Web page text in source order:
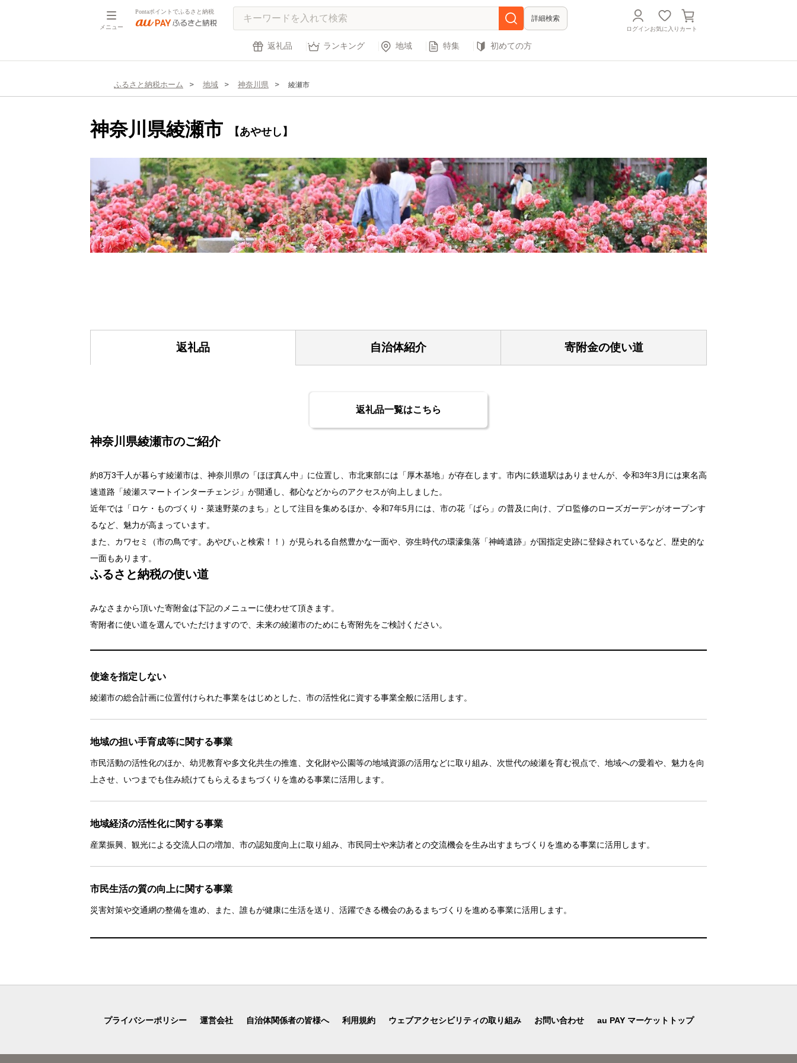
メニュー
Pontaポイントでふるさと納税
詳細検索
ログインお気に入り カート
返礼品 ランキング 地域 特集 初めての方
ふるさと納税ホーム 地域 神奈川県 綾瀬市
神奈川県綾瀬市 【あやせし】
返礼品 自治体紹介 寄附金の使い道
返礼品一覧はこちら
神奈川県綾瀬市のご紹介
約8万3千人が暮らす綾瀬市は、神奈川県の「ほぼ真ん中」に位置し、市北東部には「厚木基地」が存在します。市内に鉄道駅はありませんが、令和3年3月には東名高
速道路「綾瀬スマートインターチェンジ」が開通し、都心などからのアクセスが向上しました。
近年では「ロケ・ものづくり・菜速野菜のまち」として注目を集めるほか、令和7年5月には、市の花「ばら」の普及に向け、プロ監修のローズガーデンがオープンす
るなど、魅力が高まっています。
また、カワセミ（市の鳥です。あやぴぃと検索！！）が見られる自然豊かな一面や、弥生時代の環濠集落「神崎遺跡」が国指定史跡に登録されているなど、歴史的な
一面もあります。
ふるさと納税の使い道
みなさまから頂いた寄附金は下記のメニューに使わせて頂きます。
寄附者に使い道を選んでいただけますので、未来の綾瀬市のためにも寄附先をご検討ください。
使途を指定しない
綾瀬市の総合計画に位置付けられた事業をはじめとした、市の活性化に資する事業全般に活用します。
地域の担い手育成等に関する事業
市民活動の活性化のほか、幼児教育や多文化共生の推進、文化財や公園等の地域資源の活用などに取り組み、次世代の綾瀬を育む視点で、地域への愛着や、魅力を向
上させ、いつまでも住み続けてもらえるまちづくりを進める事業に活用します。
地域経済の活性化に関する事業
産業振興、観光による交流人口の増加、市の認知度向上に取り組み、市民同士や来訪者との交流機会を生み出すまちづくりを進める事業に活用します。
市民生活の質の向上に関する事業
災害対策や交通網の整備を進め、また、誰もが健康に生活を送り、活躍できる機会のあるまちづくりを進める事業に活用します。
プライバシーポリシー 運営会社 自治体関係者の皆様へ 利用規約 ウェブアクセシビリティの取り組み お問い合わせ au PAY マーケットトップ